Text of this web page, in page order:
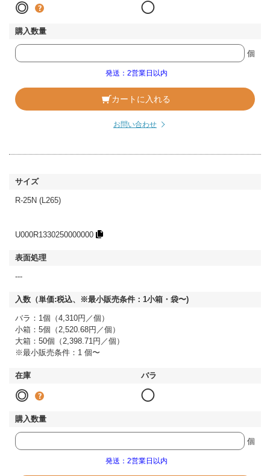
◎ ◯
個
発送：2営業日以内
カートに入れる
お問い合わせ
R-25N (L265)
U000R1330250000000
---
バラ：1個（4,310円／個）
小箱：5個（2,520.68円／個）
大箱：50個（2,398.71円／個）
※最小販売条件：1 個〜
◎ ◯
個
発送：2営業日以内